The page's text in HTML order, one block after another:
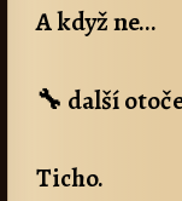
A když ne…
🔧 další
Ticho.